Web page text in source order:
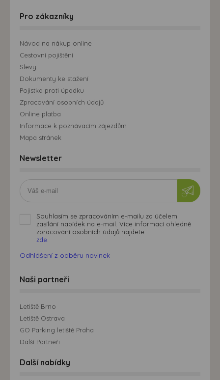
Pro zákazníky
Návod na nákup online
Cestovní pojištění
Slevy
Dokumenty ke stažení
Pojistka proti úpadku
Zpracování osobních údajů
Online platba
Informace k poznávacím zájezdům
Mapa stránek
Newsletter
Souhlasím se zpracováním e-mailu za účelem
zasílání nabídek na e-mail. Více informací ohledně
zpracování osobních údajů najdete
zde.
Odhlášení z odběru novinek
Naši partneři
Letiště Brno
Letiště Ostrava
GO Parking letiště Praha
Další Partneři
Další nabídky